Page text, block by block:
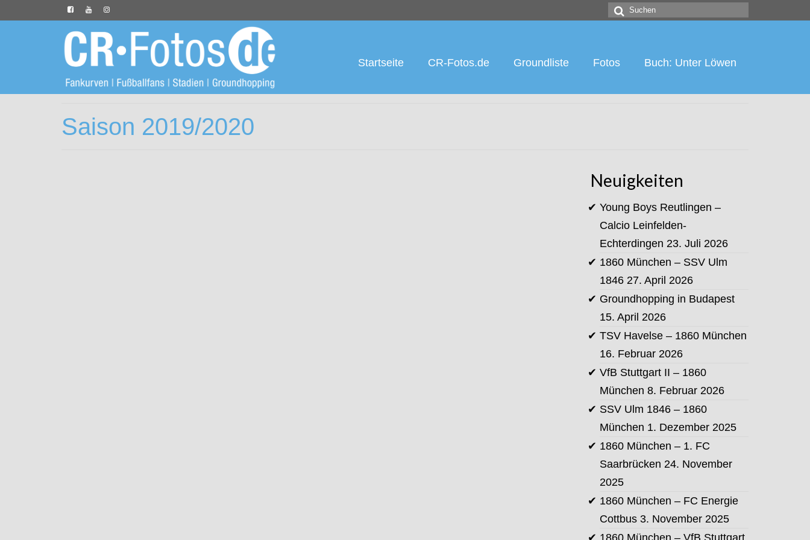
Suchen
nach:
Startseite CR-Fotos.de Groundliste Fotos Buch: Unter Löwen
Saison 2019/2020
Neuigkeiten
Young Boys Reutlingen –
Calcio Leinfelden-
Echterdingen 23. Juli 2026
1860 München – SSV Ulm
1846 27. April 2026
Groundhopping in Budapest
15. April 2026
TSV Havelse – 1860 München
16. Februar 2026
VfB Stuttgart II – 1860
München 8. Februar 2026
SSV Ulm 1846 – 1860
München 1. Dezember 2025
1860 München – 1. FC
Saarbrücken 24. November
2025
1860 München – FC Energie
Cottbus 3. November 2025
1860 München – VfB Stuttgart